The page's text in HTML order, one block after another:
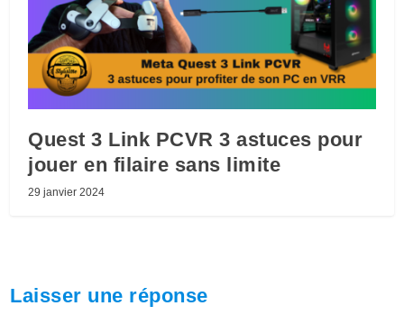
Quest 3 Link PCVR 3 astuces pour
jouer en filaire sans limite
29 janvier 2024
Laisser une réponse